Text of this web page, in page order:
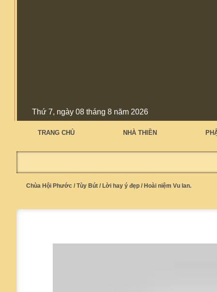
Thứ 7, ngày 08 tháng 8 năm 2026
TRANG CHỦ NHÀ THIỀN
Chùa Hội Phước / Tùy Bút / Lời hay ý đẹp / Hoài niệm Vu lan.